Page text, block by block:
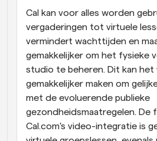
Cal kan voor alles worden
vergaderingen tot virtuele
vermindert wachttijden en
gemakkelijker om het fysieke
studio te beheren. Dit kan het
gemakkelijker maken om
met de evoluerende publieke
gezondheidsmaatregelen. De
Cal.com's video-integratie is